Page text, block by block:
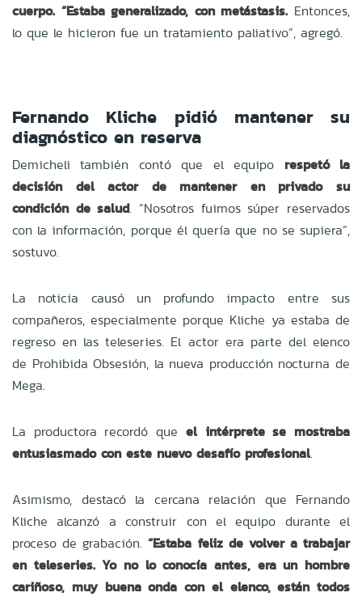
cuerpo. “Estaba generalizado, con metástasis. Entonces,
lo que le hicieron fue un tratamiento paliativo”, agregó.
Fernando Kliche pidió mantener su
diagnóstico en reserva
Demicheli también contó que el equipo respetó la
decisión del actor de mantener en privado su
condición de salud. “Nosotros fuimos súper reservados
con la información, porque él quería que no se supiera”,
sostuvo.
La noticia causó un profundo impacto entre sus
compañeros, especialmente porque Kliche ya estaba de
regreso en las teleseries. El actor era parte del elenco
de Prohibida Obsesión, la nueva producción nocturna de
Mega.
La productora recordó que el intérprete se mostraba
entusiasmado con este nuevo desafío profesional.
Asimismo, destacó la cercana relación que Fernando
Kliche alcanzó a construir con el equipo durante el
proceso de grabación.“Estaba feliz de volver a trabajar
en teleseries. Yo no lo conocía antes, era un hombre
cariñoso, muy buena onda con el elenco, están todos